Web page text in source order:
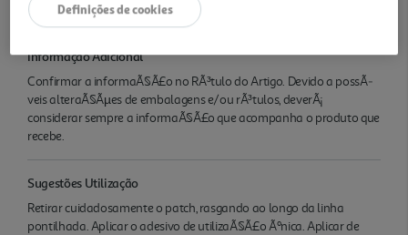
Borges, 7 Miraflores 2796-959Â LINDA A VELHA
Informação Adicional
Confirmar a informaÃ§Ã£o no RÃ³tulo do Artigo. Devido a possÃ­
veis alteraÃ§Ãµes de embalagens e/ou rÃ³tulos, deverÃ¡
considerar sempre a informaÃ§Ã£o que acompanha o produto que
recebe.
Sugestões Utilização
Retirar cuidadosamente o patch, rasgando ao longo da linha
pontilhada. Aplicar o adesivo de utilizaÃ§Ã£o Ãºnica. Aplicar de
Definições de cookies